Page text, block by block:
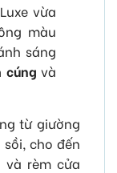
vừa
màu
sáng
cúng và
từ giường
cho đến
rèm cửa